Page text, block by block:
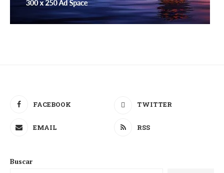
FACEBOOK TWITTER
EMAIL RSS
Buscar